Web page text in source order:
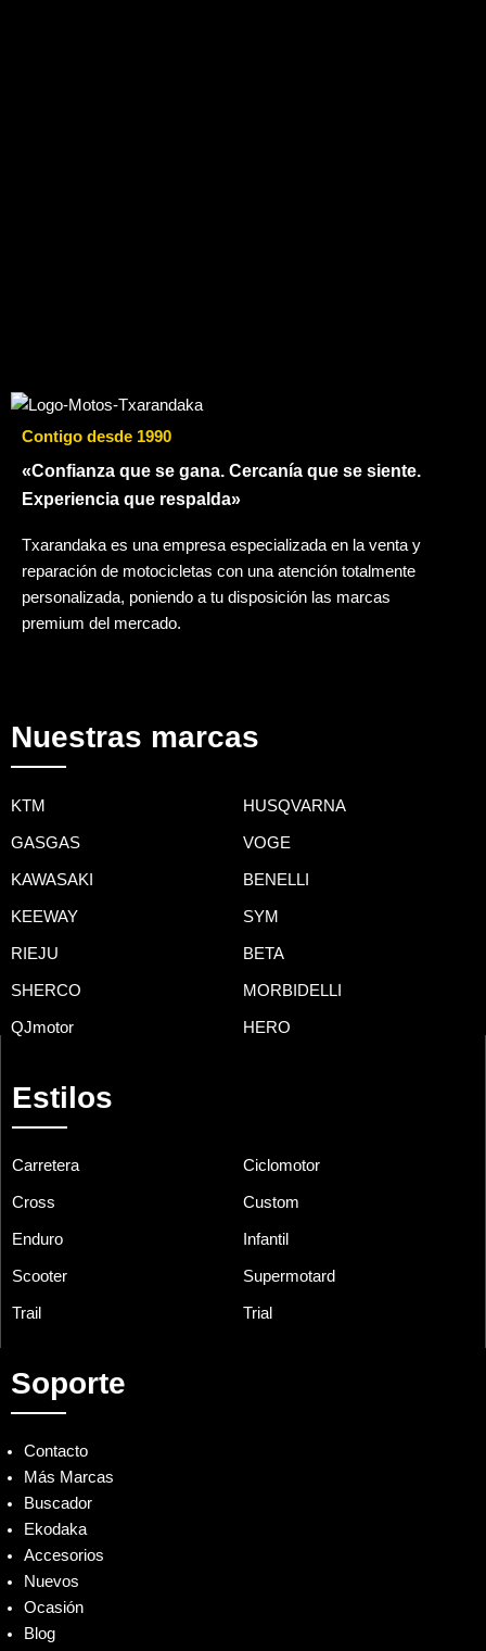
Contigo desde 1990
«Confianza que se gana. Cercanía que se siente.
Experiencia que respalda»
Txarandaka es una empresa especializada en la venta y
reparación de motocicletas con una atención totalmente
personalizada, poniendo a tu disposición las marcas
premium del mercado.
Nuestras marcas
KTM HUSQVARNA
GASGAS VOGE
KAWASAKI BENELLI
KEEWAY SYM
RIEJU BETA
SHERCO MORBIDELLI
QJmotor HERO
Estilos
Carretera Ciclomotor
Cross Custom
Enduro Infantil
Scooter Supermotard
Trail Trial
Soporte
Contacto
Más Marcas
Buscador
Ekodaka
Accesorios
Nuevos
Ocasión
Blog